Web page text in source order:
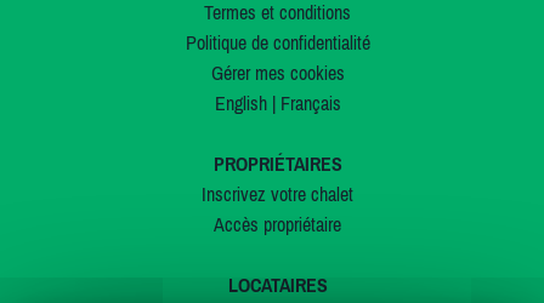
Termes et conditions
Politique de confidentialité
Gérer mes cookies
English| Français
PROPRIÉTAIRES
Inscrivez votre chalet
Accès propriétaire
LOCATAIRES